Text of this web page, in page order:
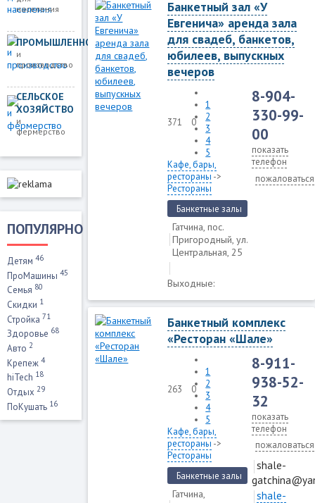
населения
ПРОМЫШЛЕННОСТЬ
и
производство
СЕЛЬСКОЕ
ХОЗЯЙСТВО
и
фермерство
ПОПУЛЯРНО
Детям 46
ПроМашины 45
Семья 80
Скидки 1
Стройка 71
Здоровье 68
Авто 2
Крепеж 4
hiTech 18
Отдых 29
ПоКушать 16
Банкетный зал «У
Евгенича» аренда зала
для свадеб, банкетов,
юбилеев, выпускных
вечеров
371 0
1
2
3
4
5
Кафе, бары,
рестораны ->
Рестораны
Банкетные залы
Гатчина, пос.
Пригородный, ул.
Центральная, 25
Выходные:
8-904-
330-99-
00
показать
телефон
пожаловаться
Банкетный комплекс
«Ресторан «Шале»
263 0
1
2
3
4
5
Кафе, бары,
рестораны ->
Рестораны
Банкетные залы
Гатчина,
8-911-
938-52-
32
показать
телефон
пожаловаться
shale-
shale-